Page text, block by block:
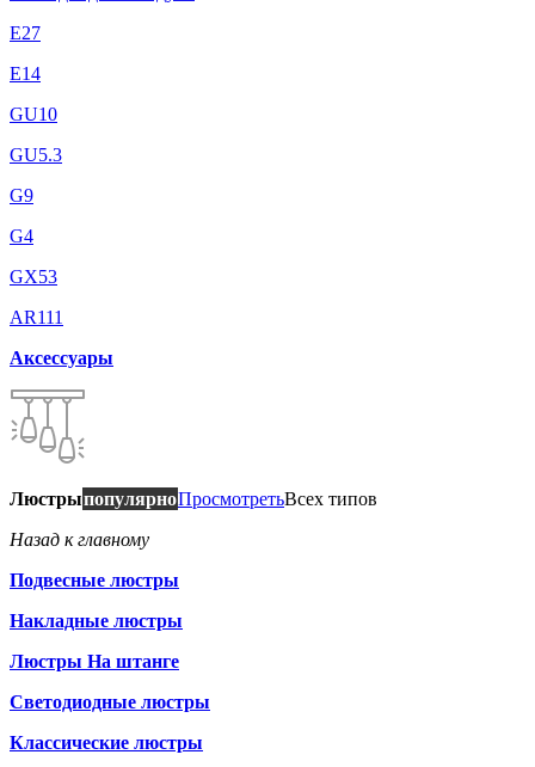
E27
E14
GU10
GU5.3
G9
G4
GX53
AR111
Аксессуары
ЛюстрыпопулярноПросмотретьВсех типов
Назад к главному
Подвесные люстры
Накладные люстры
Люстры На штанге
Светодиодные люстры
Классические люстры